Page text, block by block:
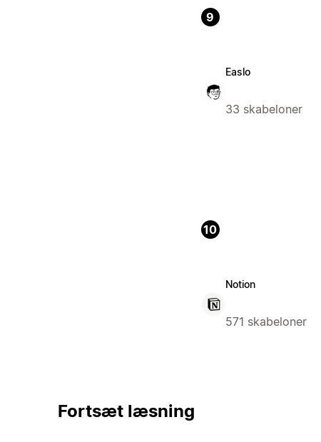
9
Easlo
33 skabeloner
10
Notion
571 skabeloner
Fortsæt læsning